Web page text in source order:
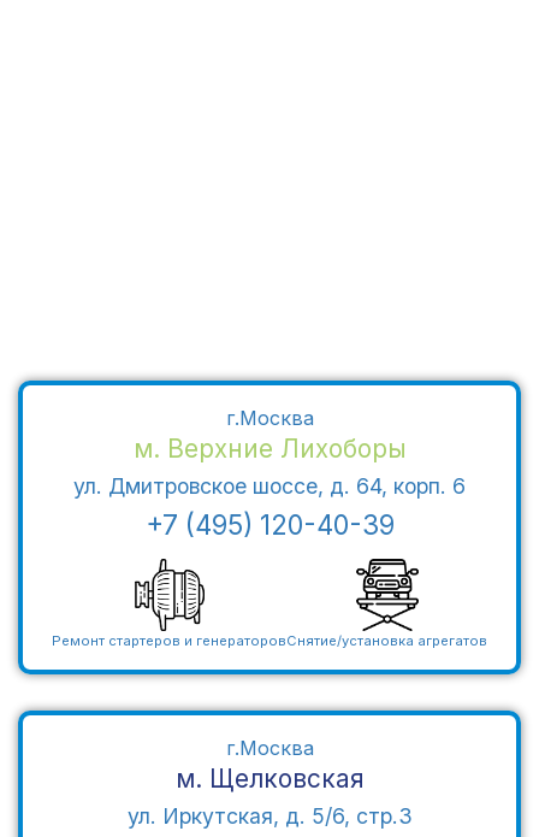
г.Москва
м. Верхние Лихоборы
ул. Дмитровское шоссе, д. 64, корп. 6
+7 (495) 120-40-39
Ремонт стартеров и генераторовСнятие/установка агрегатов
г.Москва
м. Щелковская
ул. Иркутская, д. 5/6, стр.3